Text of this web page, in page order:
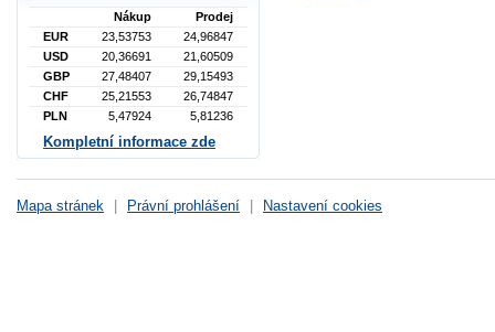
Nákup
Prodej
EUR
23,53753
24,96847
USD
20,36691
21,60509
GBP
27,48407
29,15493
CHF
25,21553
26,74847
PLN
5,47924 5,81236
Kompletní informace zde
Mapa stránek Právní prohlášení Nastavení cookies